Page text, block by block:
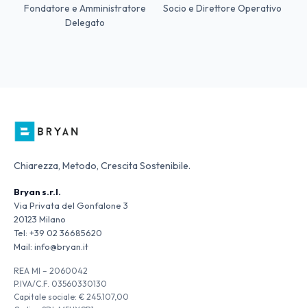
Fondatore e Amministratore
Delegato
Socio e Direttore Operativo
Chiarezza, Metodo, Crescita Sostenibile.
Bryan s.r.l.
Via Privata del Gonfalone 3
20123 Milano
Tel: +39 02 36685620
Mail: info@bryan.it
REA MI – 2060042
P.IVA/C.F. 03560330130
Capitale sociale: € 245.107,00